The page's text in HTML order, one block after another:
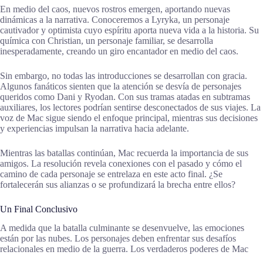
En medio del caos, nuevos rostros emergen, aportando nuevas
dinámicas a la narrativa. Conoceremos a Lyryka, un personaje
cautivador y optimista cuyo espíritu aporta nueva vida a la historia. Su
química con Christian, un personaje familiar, se desarrolla
inesperadamente, creando un giro encantador en medio del caos.
Sin embargo, no todas las introducciones se desarrollan con gracia.
Algunos fanáticos sienten que la atención se desvía de personajes
queridos como Dani y Ryodan. Con sus tramas atadas en subtramas
auxiliares, los lectores podrían sentirse desconectados de sus viajes. La
voz de Mac sigue siendo el enfoque principal, mientras sus decisiones
y experiencias impulsan la narrativa hacia adelante.
Mientras las batallas continúan, Mac recuerda la importancia de sus
amigos. La resolución revela conexiones con el pasado y cómo el
camino de cada personaje se entrelaza en este acto final. ¿Se
fortalecerán sus alianzas o se profundizará la brecha entre ellos?
Un Final Conclusivo
A medida que la batalla culminante se desenvuelve, las emociones
están por las nubes. Los personajes deben enfrentar sus desafíos
relacionales en medio de la guerra. Los verdaderos poderes de Mac